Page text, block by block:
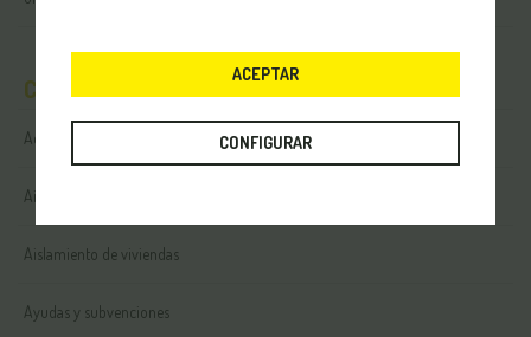
Categorías
Accesibilidad
Aislamiento
Aislamiento de viviendas
Ayudas y subvenciones
CONFIGURAR
ACEPTAR